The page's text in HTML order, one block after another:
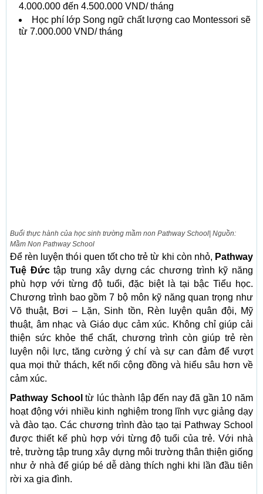
4.000.000 đến 4.500.000 VND/ tháng
Học phí lớp Song ngữ chất lượng cao Montessori sẽ
từ 7.000.000 VND/ tháng
Buổi thực hành của học sinh trường mầm non Pathway School| Nguồn:
Mầm Non Pathway School
Để rèn luyện thói quen tốt cho trẻ từ khi còn nhỏ, Pathway
Tuệ Đứctập trung xây dựng các chương trình kỹ năng
phù hợp với từng độ tuổi, đặc biệt là tại bậc Tiểu học.
Chương trình bao gồm 7 bộ môn kỹ năng quan trọng như
Võ thuật, Bơi – Lặn, Sinh tồn, Rèn luyện quân đội, Mỹ
thuật, âm nhạc và Giáo dục cảm xúc. Không chỉ giúp cải
thiện sức khỏe thể chất, chương trình còn giúp trẻ rèn
luyện nội lực, tăng cường ý chí và sự can đảm để vượt
qua mọi thử thách, kết nối cộng đồng và hiểu sâu hơn về
cảm xúc.
Pathway School từ lúc thành lập đến nay đã gần 10 năm
hoạt động với nhiều kinh nghiệm trong lĩnh vực giảng dạy
và đào tạo. Các chương trình đào tạo tại Pathway School
được thiết kế phù hợp với từng độ tuổi của trẻ. Với nhà
trẻ, trường tập trung xây dựng môi trường thân thiện giống
như ở nhà để giúp bé dễ dàng thích nghi khi lần đầu tiên
rời xa gia đình.